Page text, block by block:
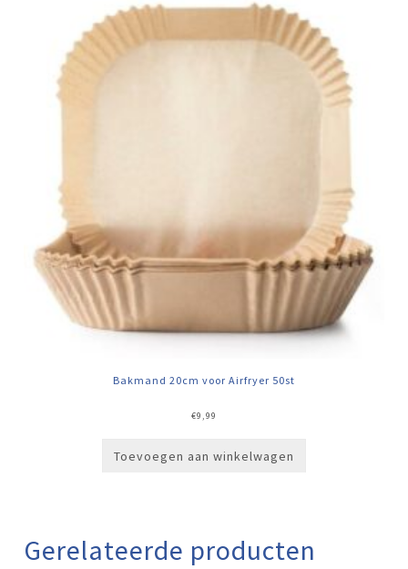
Bakmand 20cm voor Airfryer 50st
€9,99
Toevoegen aan winkelwagen
Gerelateerde producten